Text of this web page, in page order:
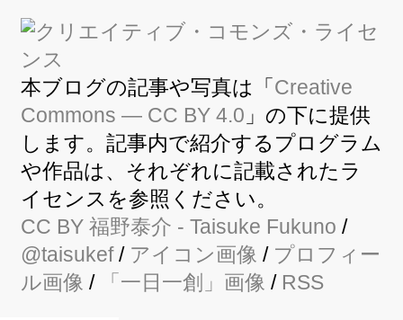
本ブログの記事や写真は「 Creative
Commons — CC BY 4.0 」の下に提供
します。記事内で紹介するプログラム
や作品は、それぞれに記載されたラ
イセンスを参照ください。
CC BY 福野泰介 - Taisuke Fukuno /
@taisukef/ アイコン画像 / プロフィー
ル画像 / 「一日一創」画像 / RSS